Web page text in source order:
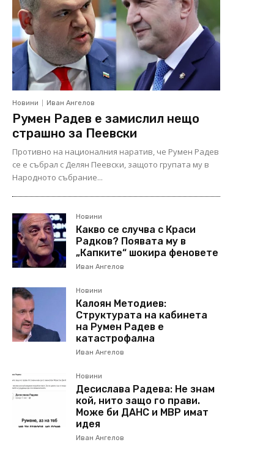
Новини Иван Ангелов
Румен Радев е замислил нещо
страшно за Пеевски
Противно на националния наратив, че Румен Радев
се е събрал с Делян Пеевски, защото групата му в
Народното събрание...
Новини
Какво се случва с Краси
Радков? Появата му в
„Капките“ шокира феновете
Иван Ангелов
Новини
Калоян Методиев:
Структурата на кабинета
на Румен Радев е
катастрофална
Иван Ангелов
Новини
Десислава Радева: Не знам
кой, нито защо го прави.
Може би ДАНС и МВР имат
идея
Иван Ангелов